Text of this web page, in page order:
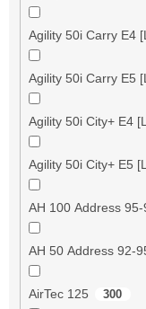
Agility 50i Carry E4
Agility 50i Carry E5
Agility 50i City+ E4
Agility 50i City+ E5
AH 100 Address
AH 50 Address 92-
AirTec 125 300